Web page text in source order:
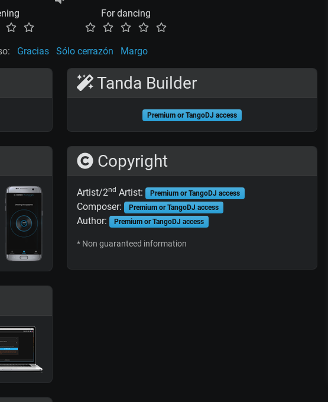
For dancing
Gracias Sólo cerrazón Margo
Tanda Builder
Premium or TangoDJ access
Copyright
Artist/2nd Artist: Premium or TangoDJ access
Composer: Premium or TangoDJ access
Author: Premium or TangoDJ access
* Non guaranteed information